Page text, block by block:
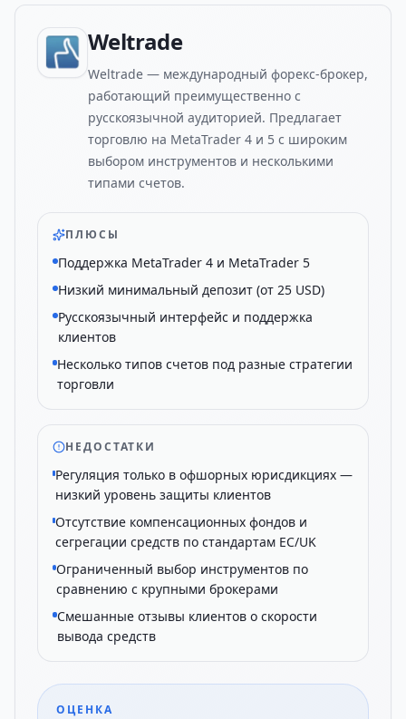
Weltrade
Weltrade — международный форекс-брокер,
работающий преимущественно с
русскоязычной аудиторией. Предлагает
торговлю на MetaTrader 4 и 5 с широким
выбором инструментов и несколькими
типами счетов.
ПЛЮСЫ
Поддержка MetaTrader 4 и MetaTrader 5
Низкий минимальный депозит (от 25 USD)
Русскоязычный интерфейс и поддержка
клиентов
Несколько типов счетов под разные стратегии
торговли
НЕДОСТАТКИ
Регуляция только в офшорных юрисдикциях —
низкий уровень защиты клиентов
Отсутствие компенсационных фондов и
сегрегации средств по стандартам ЕС/UK
Ограниченный выбор инструментов по
сравнению с крупными брокерами
Смешанные отзывы клиентов о скорости
вывода средств
ОЦЕНКА